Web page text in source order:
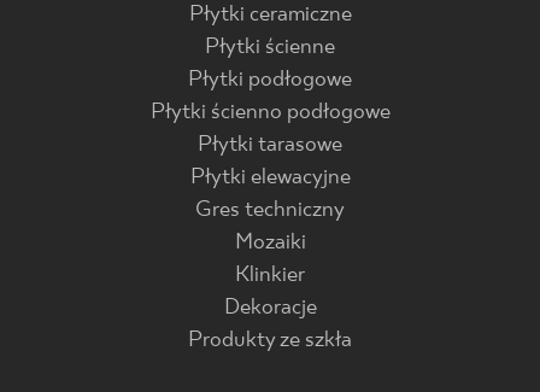
Płytki ceramiczne
Płytki ścienne
Płytki podłogowe
Płytki ścienno podłogowe
Płytki tarasowe
Płytki elewacyjne
Gres techniczny
Mozaiki
Klinkier
Dekoracje
Produkty ze szkła